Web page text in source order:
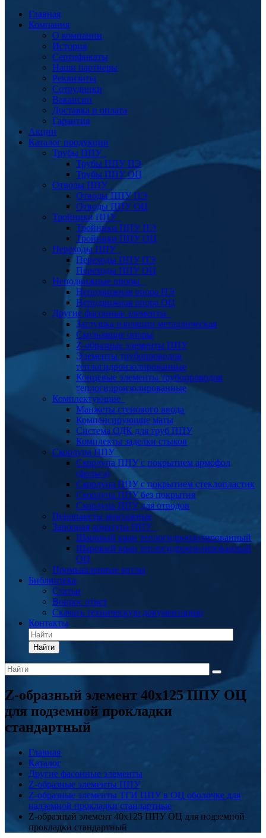
Главная
Компания
О компании
История
Сертификаты
Наши партнеры
Реквизиты
Сотрудники
Вакансии
Доставка и оплата
Гарантия
Акции
Каталог продукции
Трубы ППУ
Трубы ППУ ПЭ
Трубы ППУ ОЦ
Отводы ППУ
Отводы ППУ ПЭ
Отводы ППУ ОЦ
Тройники ППУ
Тройники ППУ ПЭ
Тройники ППУ ОЦ
Переходы ППУ
Переходы ППУ ПЭ
Переходы ППУ ОЦ
Неподвижные опоры
Неподвижная опора ПЭ
Неподвижная опора ОЦ
Другие фасонные элементы
Заглушка изоляции металлическая
Скользящие опоры
Z-образные элементы ППУ
Элементы трубопроводов
теплогидроизолированные
Концевые элементы трубопроводов
теплогидроизолированные
Комплектующие
Манжеты стенового ввода
Компенсирующие маты
Система ОДК для труб ППУ
Комплекты заделки стыков
Скорлупа ППУ
Скорлупа ППУ с покрытием армофол
(фольга)
Скорлупа ППУ с покрытием стеклопластик
Скорлупа ППУ без покрытия
Скорлупа ППУ для отводов
Пенопакеты монтажные
Запорная арматура ППУ
Шаровый кран теплогидроизолированный
Шаровый кран теплогидроизолированный
ОЦ
Промышленные котлы
Библиотека
Статьи
Вопрос ответ
Скачать техническую документацию
Контакты
Найти
Z-образный элемент 40x125 ППУ ОЦ
для подземной прокладки
стандартный
Главная
Каталог
Другие фасонные элементы
Z-образные элементы ППУ
Z-образные элементы ТГИ ППУ в ОЦ оболочке для
надземной прокладки стандартные
Z-образный элемент 40x125 ППУ ОЦ для подземной
прокладки стандартный